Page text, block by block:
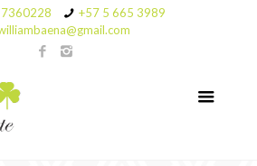
+57 5 665 3989